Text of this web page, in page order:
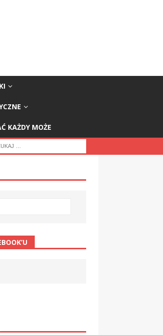
KAŻDY MOŻE